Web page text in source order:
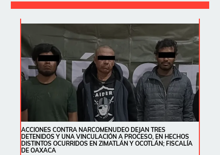
ACCIONES CONTRA NARCOMENUDEO DEJAN TRES
DETENIDOS Y UNA VINCULACIÓN A PROCESO, EN HECHOS
DISTINTOS OCURRIDOS EN ZIMATLÁN Y OCOTLÁN; FISCALÍA
DE OAXACA